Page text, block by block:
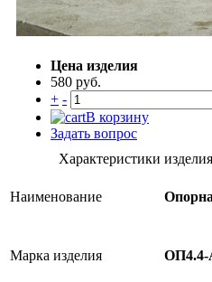
Цена изделия
580 руб.
+ -
В корзину
Задать вопрос
Характеристики
Наименование
Марка изделия